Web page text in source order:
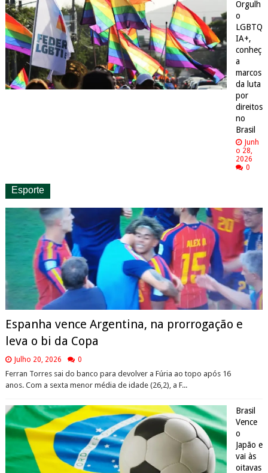
Orgulh
o
LGBTQ
IA+,
conheç
a
marcos
da luta
por
direitos
no
Brasil
Junh
o 28,
2026
0
Esporte
Espanha vence Argentina, na prorrogação e
leva o bi da Copa
Julho 20, 2026 0
Ferran Torres sai do banco para devolver a Fúria ao topo após 16
anos. Com a sexta menor média de idade (26,2), a F...
Brasil
Vence
o
Japão e
vai às
oitavas